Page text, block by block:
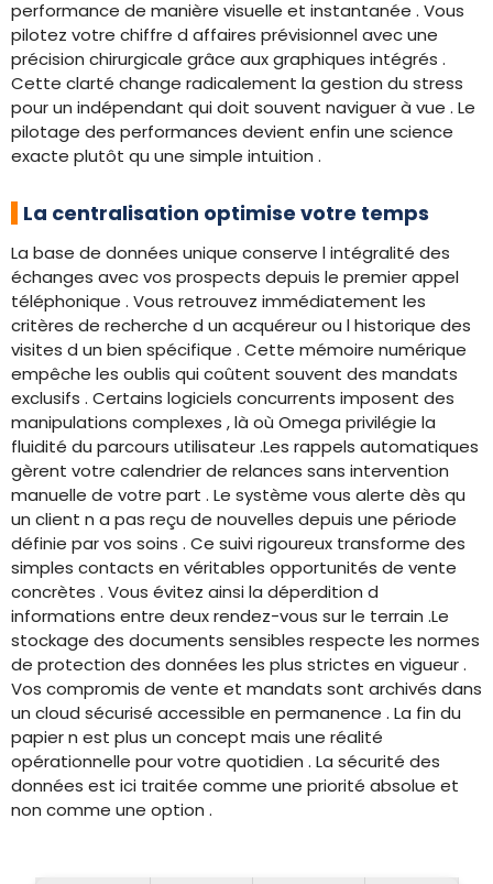
performance de manière visuelle et instantanée . Vous
pilotez votre chiffre d affaires prévisionnel avec une
précision chirurgicale grâce aux graphiques intégrés .
Cette clarté change radicalement la gestion du stress
pour un indépendant qui doit souvent naviguer à vue . Le
pilotage des performances devient enfin une science
exacte plutôt qu une simple intuition .
La centralisation optimise votre temps
La base de données unique conserve l intégralité des
échanges avec vos prospects depuis le premier appel
téléphonique . Vous retrouvez immédiatement les
critères de recherche d un acquéreur ou l historique des
visites d un bien spécifique . Cette mémoire numérique
empêche les oublis qui coûtent souvent des mandats
exclusifs . Certains logiciels concurrents imposent des
manipulations complexes , là où Omega privilégie la
fluidité du parcours utilisateur .Les rappels automatiques
gèrent votre calendrier de relances sans intervention
manuelle de votre part . Le système vous alerte dès qu
un client n a pas reçu de nouvelles depuis une période
définie par vos soins . Ce suivi rigoureux transforme des
simples contacts en véritables opportunités de vente
concrètes . Vous évitez ainsi la déperdition d
informations entre deux rendez-vous sur le terrain .Le
stockage des documents sensibles respecte les normes
de protection des données les plus strictes en vigueur .
Vos compromis de vente et mandats sont archivés dans
un cloud sécurisé accessible en permanence . La fin du
papier n est plus un concept mais une réalité
opérationnelle pour votre quotidien . La sécurité des
données est ici traitée comme une priorité absolue et
non comme une option .